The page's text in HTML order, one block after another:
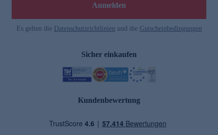
Anmelden
Es gelten die Datenschutzrichtlinien und die Gutscheinbedingungen
Sicher einkaufen
Kundenbewertung